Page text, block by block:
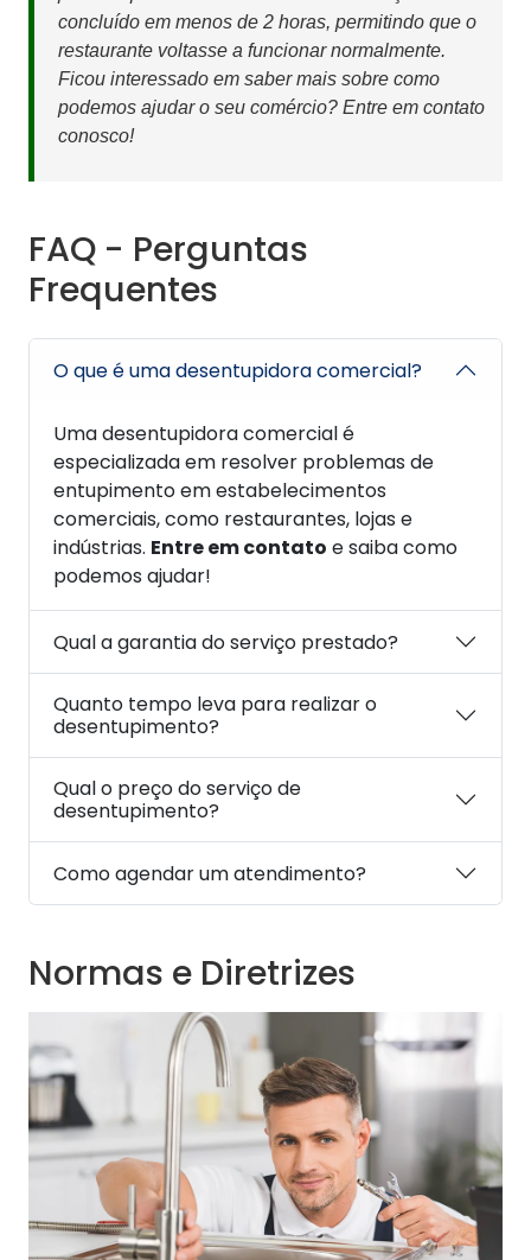
concluído em menos de 2 horas, permitindo que o
restaurante voltasse a funcionar normalmente.
Ficou interessado em saber mais sobre como
podemos ajudar o seu comércio? Entre em contato
conosco!
FAQ - Perguntas
Frequentes
O que é uma desentupidora comercial?
Uma desentupidora comercial é
especializada em resolver problemas de
entupimento em estabelecimentos
comerciais, como restaurantes, lojas e
indústrias. Entre em contato e saiba como
podemos ajudar!
Qual a garantia do serviço prestado?
Quanto tempo leva para realizar o
desentupimento?
Qual o preço do serviço de
desentupimento?
Como agendar um atendimento?
Normas e Diretrizes